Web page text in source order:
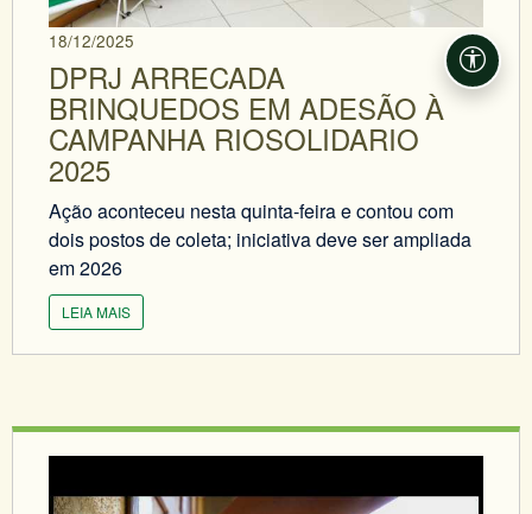
18/12/2025
DPRJ ARRECADA
BRINQUEDOS EM ADESÃO À
CAMPANHA RIOSOLIDARIO
2025
Ação aconteceu nesta quinta-feira e contou com
dois postos de coleta; iniciativa deve ser ampliada
em 2026
LEIA MAIS